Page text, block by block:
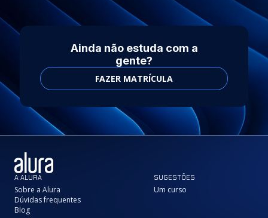
Ainda não estuda com a
gente?
FAZER MATRÍCULA
A ALURA
Sobre a Alura
Dúvidas frequentes
Blog
SUGESTÕES
Um curso